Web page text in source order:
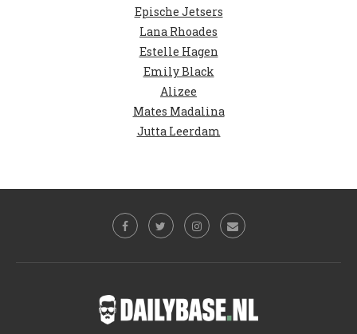
Epische Jetsers
Lana Rhoades
Estelle Hagen
Emily Black
Alizee
Mates Madalina
Jutta Leerdam